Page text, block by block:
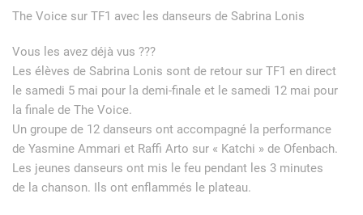
The Voice sur TF1 avec les danseurs de Sabrina Lonis
Vous les avez déjà vus ???
Les élèves de Sabrina Lonis sont de retour sur TF1 en direct
le samedi 5 mai pour la demi-finale et le samedi 12 mai pour
la finale de The Voice.
Un groupe de 12 danseurs ont accompagné la performance
de Yasmine Ammari et Raffi Arto sur « Katchi » de Ofenbach.
Les jeunes danseurs ont mis le feu pendant les 3 minutes
de la chanson. Ils ont enflammés le plateau.